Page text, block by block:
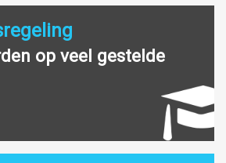
op veel gestelde